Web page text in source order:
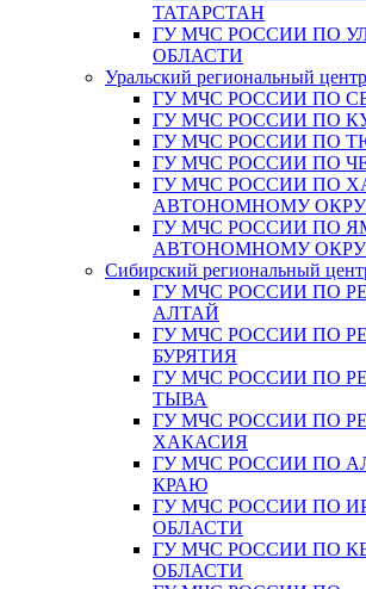
ТАТАРСТАН
ГУ МЧС РОССИИ ПО
ОБЛАСТИ
Уральский региональный центр
ГУ МЧС РОССИИ ПО
ГУ МЧС РОССИИ ПО
ГУ МЧС РОССИИ ПО
ГУ МЧС РОССИИ ПО
ГУ МЧС РОССИИ ПО
АВТОНОМНОМУ
ГУ МЧС РОССИИ ПО
АВТОНОМНОМУ
Сибирский региональный
ГУ МЧС РОССИИ ПО
АЛТАЙ
ГУ МЧС РОССИИ ПО
БУРЯТИЯ
ГУ МЧС РОССИИ ПО
ТЫВА
ГУ МЧС РОССИИ ПО
ХАКАСИЯ
ГУ МЧС РОССИИ ПО
КРАЮ
ГУ МЧС РОССИИ ПО
ОБЛАСТИ
ГУ МЧС РОССИИ ПО
ОБЛАСТИ